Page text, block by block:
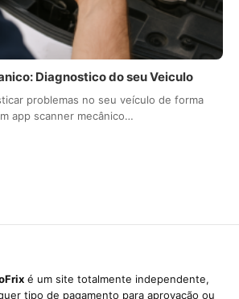
Diagnostico do seu Veiculo
problemas no seu veículo de forma
app scanner mecânico…
é um site totalmente independente,
tipo de pagamento para aprovação ou